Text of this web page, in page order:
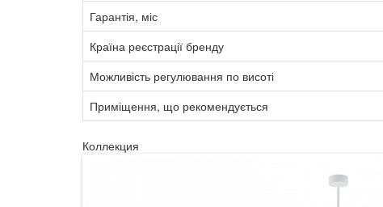
Гарантія, міс
Країна реєстрації бренду
Можливість регулювання по висоті
Приміщення, що рекомендується
Коллекция